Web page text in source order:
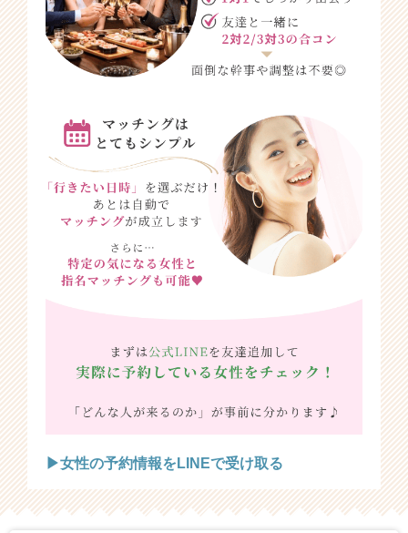
▶女性の予約情報をLINEで受け取る